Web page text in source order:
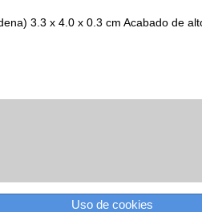
3.3 x 4.0 x 0.3 cm Acabado de
Uso de cookies